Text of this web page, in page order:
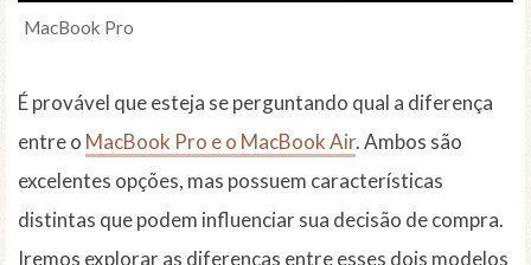
MacBook Pro
É provável que esteja se perguntando qual a diferença
entre o MacBook Pro e o MacBook Air. Ambos são
excelentes opções, mas possuem características
distintas que podem influenciar sua decisão de compra.
Iremos explorar as diferenças entre esses dois modelos